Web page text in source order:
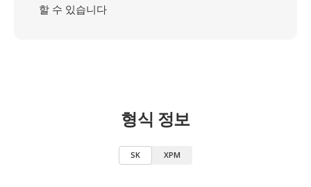
할 수 있습니다
형식 정보
SK XPM